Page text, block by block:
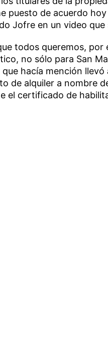
puesto de acuerdo
Jofre en un video que
todos queremos, por
no sólo para San
hacía mención
de alquiler a nombre
el certificado de